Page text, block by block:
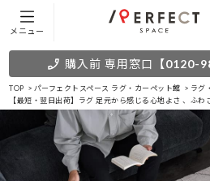
メニュー
購入前 専用窓口 【0120-
TOP パーフェクトスペース ラグ・カーペット館
ラグ
【最短・翌日出荷】ラグ 足元から感じる心地よさ 、ふ